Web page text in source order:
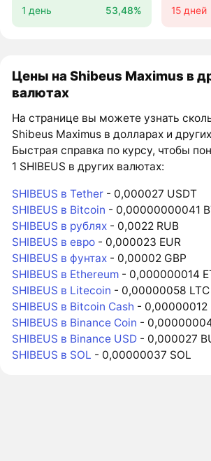
1 день 53,48% 15 дней
Цены на Shibeus Maximus в
валютах
На странице вы можете узнать
Shibeus Maximus в долларах и
Быстрая справка по курсу, чтобы
1 SHIBEUS в других валютах:
SHIBEUS в Tether - 0,000027 USDT
SHIBEUS в Bitcoin - 0,00000000041
SHIBEUS в рублях - 0,0022 RUB
SHIBEUS в евро - 0,000023 EUR
SHIBEUS в фунтах - 0,00002 GBP
SHIBEUS в Ethereum - 0,000000014
SHIBEUS в Litecoin - 0,00000058 LTC
SHIBEUS в Bitcoin Cash - 0,00000012
SHIBEUS в Binance Coin -
SHIBEUS в Binance USD - 0,000027
SHIBEUS в SOL - 0,00000037 SOL